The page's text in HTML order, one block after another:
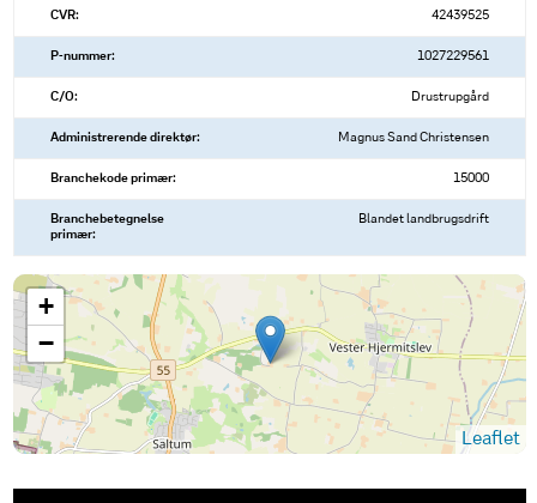
CVR: 42439525
P-nummer: 1027229561
C/O: Drustrupgård
Administrerende direktør: Magnus Sand Christensen
Branchekode primær: 15000
Branchebetegnelse
primær:
Blandet landbrugsdrift
+
−
Leaflet